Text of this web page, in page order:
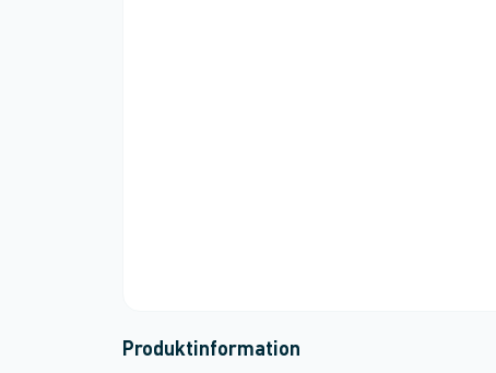
Produktinformation